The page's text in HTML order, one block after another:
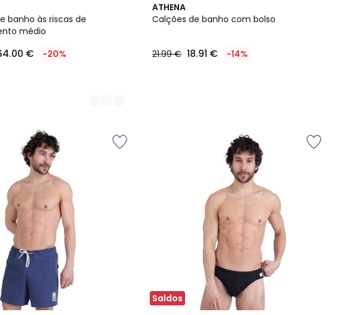
banho às riscas de
médio
€ -20%
ATHENA
Calções de banho com bolso
21.99 € 18.91 € -14%
Saldos